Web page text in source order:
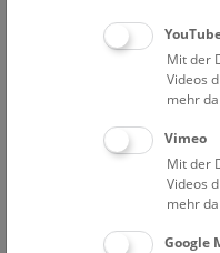
Eine
Mit der
Videos
mehr
Vimeo
Mit der
Videos
mehr
Google